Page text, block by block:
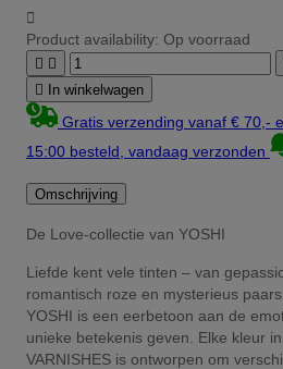

Product availability: Op voorraad
 
 In winkelwagen
Gratis verzending vanaf € 70,-
15:00 besteld, vandaag verzonden
Omschrijving
De Love-collectie van YOSHI
Liefde kent vele tinten – van
romantisch roze en mysterieus
YOSHI is een eerbetoon aan de
unieke betekenis geven. Elke kleur
VARNISHES is ontworpen om